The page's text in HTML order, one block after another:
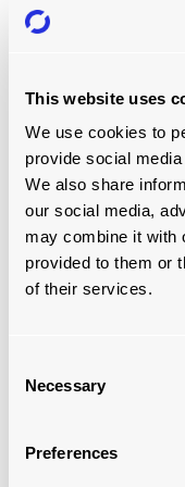
This website uses
We use cookies to
provide social
We also share
our social media,
may combine it with
provided to them or
of their services.
Selection
Necessary
Preferences
notre
solutions
manuel
gratuitement notre
comment alléger la